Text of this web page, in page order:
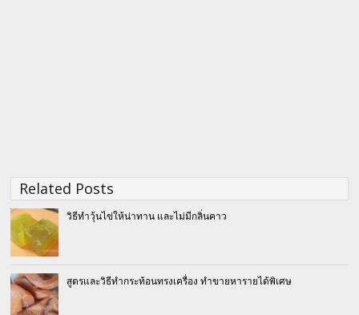
Related Posts
วิธีทำวุ้นไข่ให้น่าทาน และไม่มีกลิ่นคาว
สูตรและวิธีทำกระท้อนทรงเครื่อง ทำขายหารายได้พิเศษ